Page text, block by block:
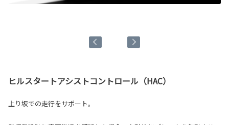
ヒルスタートアシストコントロール（HAC）
上り坂での走行をサポート。